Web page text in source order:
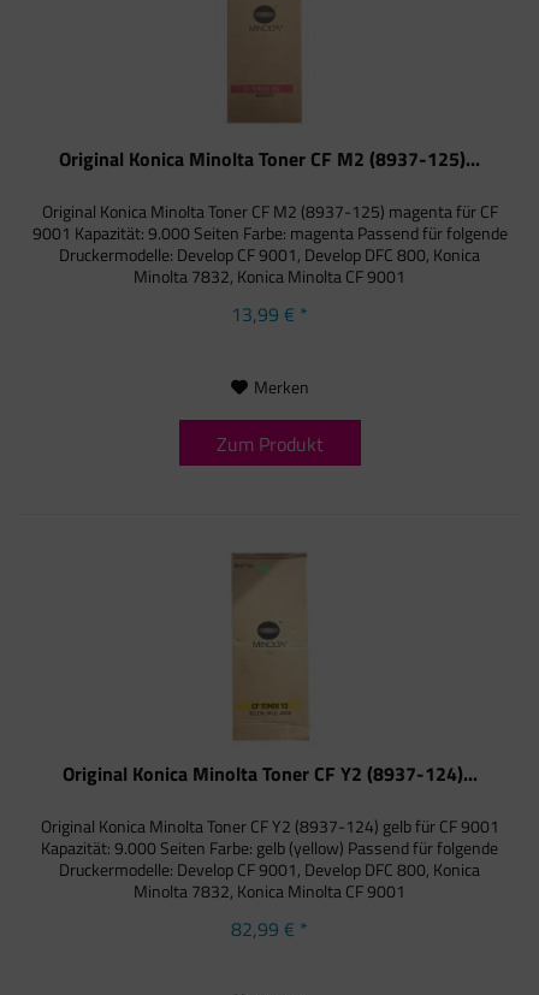
Original Konica Minolta Toner CF M2 (8937-125)...
Original Konica Minolta Toner CF M2 (8937-125) magenta für CF
9001 Kapazität: 9.000 Seiten Farbe: magenta Passend für folgende
Druckermodelle: Develop CF 9001, Develop DFC 800, Konica
Minolta 7832, Konica Minolta CF 9001
13,99 € *
Merken
Zum Produkt
Original Konica Minolta Toner CF Y2 (8937-124)...
Original Konica Minolta Toner CF Y2 (8937-124) gelb für CF 9001
Kapazität: 9.000 Seiten Farbe: gelb (yellow) Passend für folgende
Druckermodelle: Develop CF 9001, Develop DFC 800, Konica
Minolta 7832, Konica Minolta CF 9001
82,99 € *